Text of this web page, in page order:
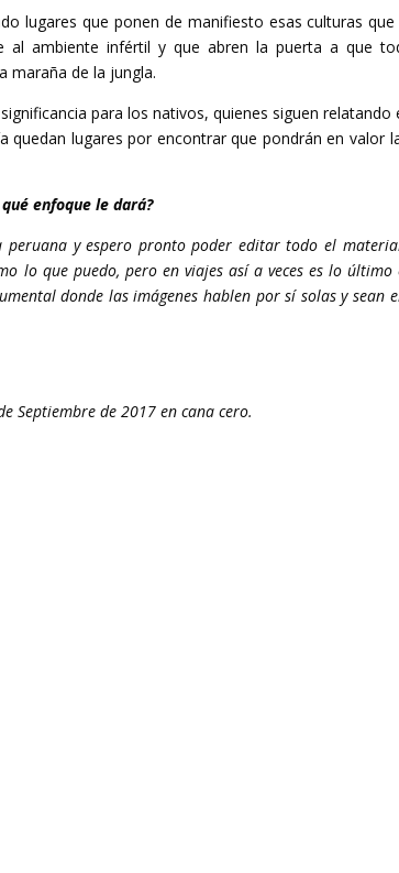
lugares que ponen de manifiesto esas culturas
al ambiente infértil y que abren la puerta a que
maraña de la jungla.
para los nativos, quienes siguen relatando
quedan lugares por encontrar que pondrán en valor
enfoque le dará?
peruana y espero pronto poder editar todo el
lo que puedo, pero en viajes así a veces es lo último
donde las imágenes hablen por sí solas y sean
Septiembre de 2017 en cana cero.